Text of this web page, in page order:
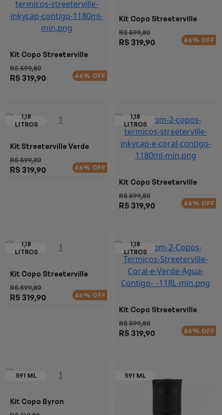
Kit Copo Streeterville
R$ 599,80
R$ 319,90 46% OFF
Kit Copo Streeterville
R$ 599,80
R$ 319,90 46% OFF
Kit Streeterville Verde
R$ 599,80
R$ 319,90 46% OFF
Kit Copo Streeterville
R$ 599,80
R$ 319,90 46% OFF
Kit Copo Streeterville
R$ 599,80
R$ 319,90 46% OFF
Kit Copo Streeterville
R$ 599,80
R$ 319,90 46% OFF
Kit Copo Byron